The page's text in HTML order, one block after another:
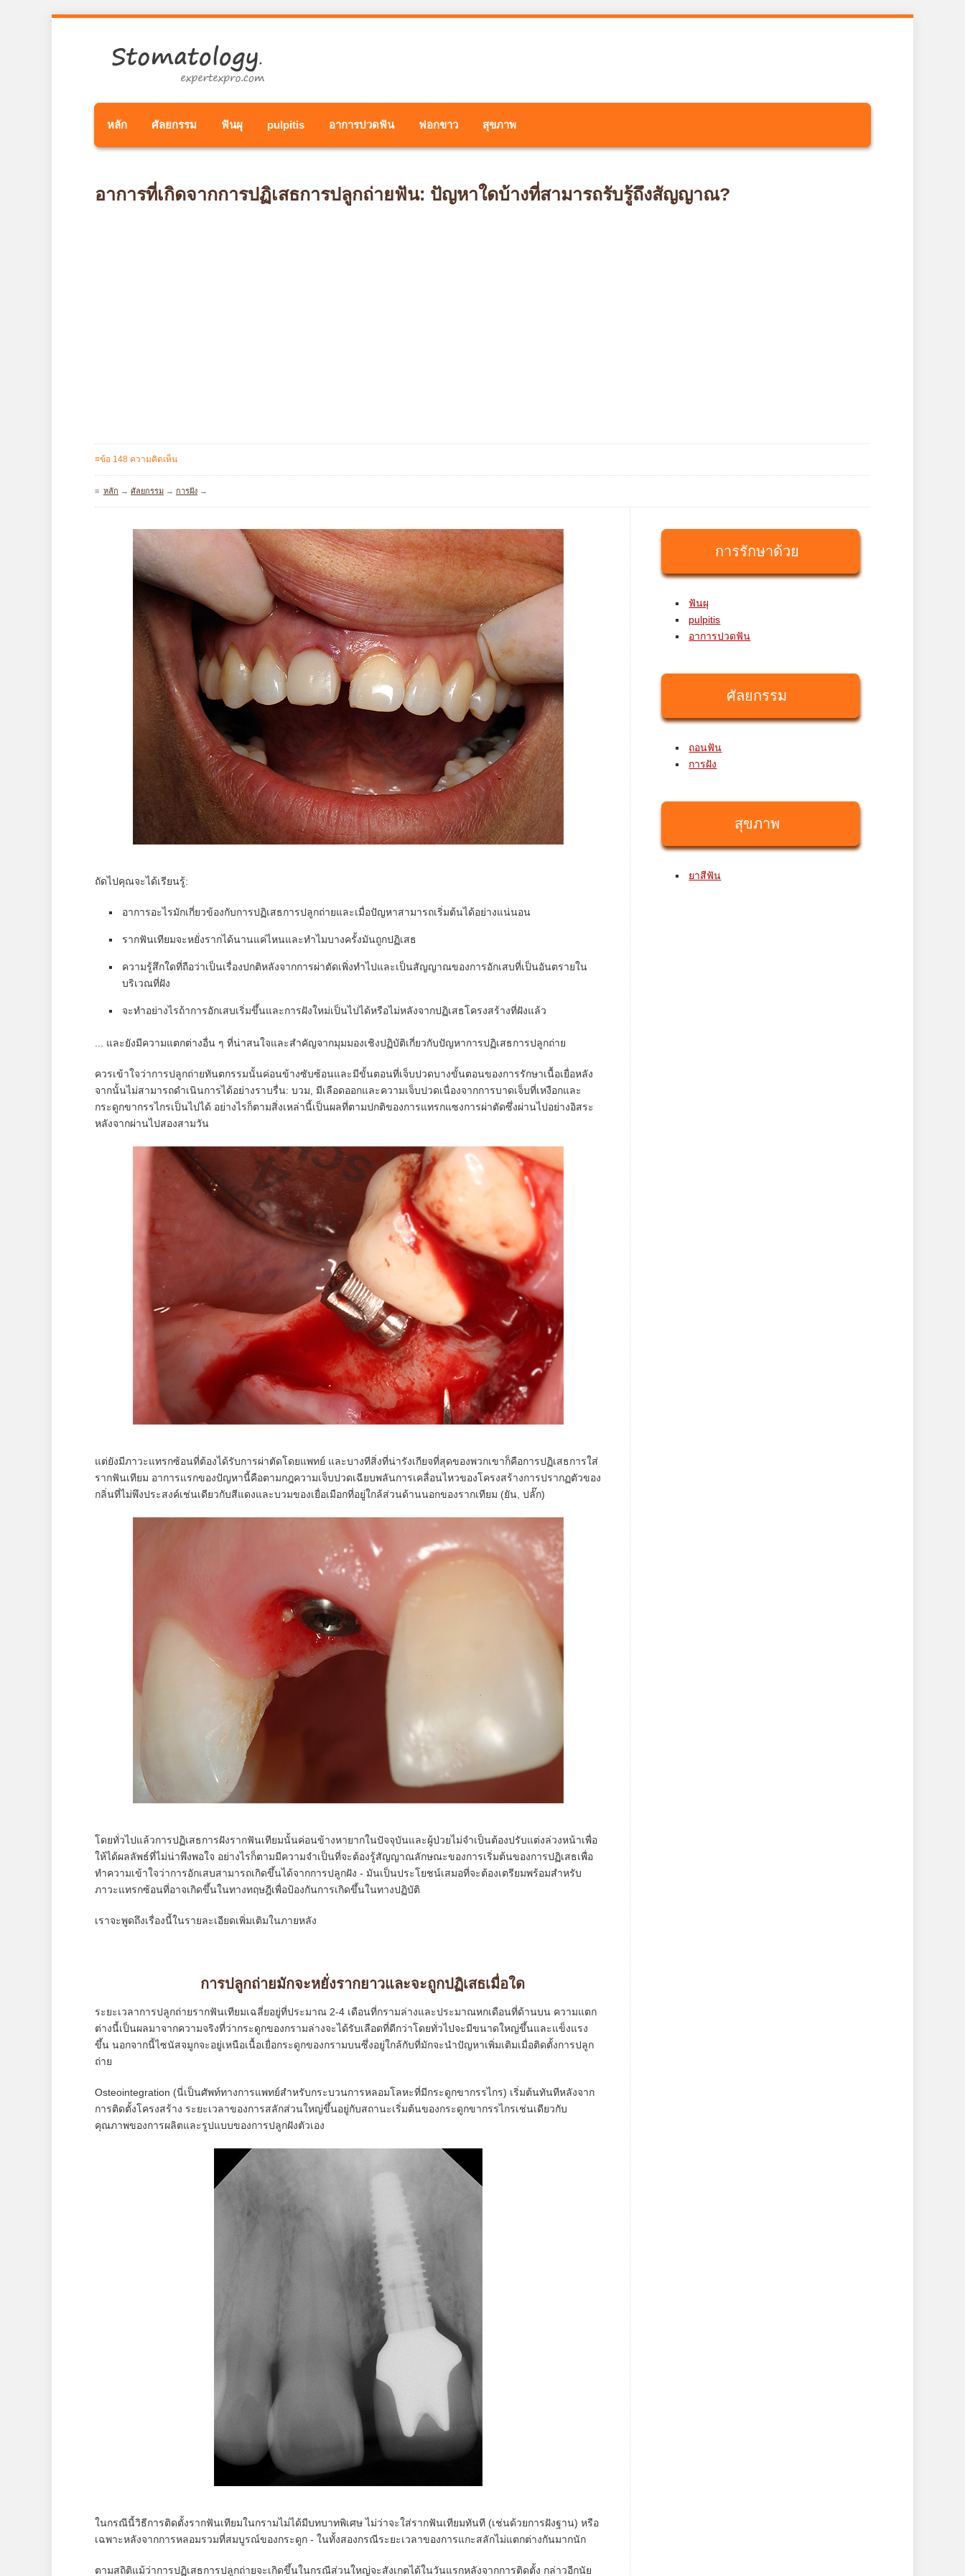
หลัก ศัลยกรรม ฟันผุ pulpitis อาการปวดฟัน ฟอกขาว สุขภาพ
อาการที่เกิดจากการปฏิเสธการปลูกถ่ายฟัน: ปัญหาใดบ้างที่สามารถรับรู้ถึงสัญญาณ?
≡ข้อ 148 ความคิดเห็น
≡ หลัก → ศัลยกรรม → การฝัง →
ถัดไปคุณจะได้เรียนรู้:
อาการอะไรมักเกี่ยวข้องกับการปฏิเสธการปลูกถ่ายและเมื่อปัญหาสามารถเริ่มต้นได้อย่างแน่นอน
รากฟันเทียมจะหยั่งรากได้นานแค่ไหนและทำไมบางครั้งมันถูกปฏิเสธ
ความรู้สึกใดที่ถือว่าเป็นเรื่องปกติหลังจากการผ่าตัดเพิ่งทำไปและเป็นสัญญาณของการอักเสบที่เป็นอันตรายใน
บริเวณที่ฝัง
จะทำอย่างไรถ้าการอักเสบเริ่มขึ้นและการฝังใหม่เป็นไปได้หรือไม่หลังจากปฏิเสธโครงสร้างที่ฝังแล้ว
... และยังมีความแตกต่างอื่น ๆ ที่น่าสนใจและสำคัญจากมุมมองเชิงปฏิบัติเกี่ยวกับปัญหาการปฏิเสธการปลูกถ่าย
ควรเข้าใจว่าการปลูกถ่ายทันตกรรมนั้นค่อนข้างซับซ้อนและมีขั้นตอนที่เจ็บปวดบางขั้นตอนของการรักษาเนื้อเยื่อหลัง
จากนั้นไม่สามารถดำเนินการได้อย่างราบรื่น: บวม, มีเลือดออกและความเจ็บปวดเนื่องจากการบาดเจ็บที่เหงือกและ
กระดูกขากรรไกรเป็นไปได้ อย่างไรก็ตามสิ่งเหล่านี้เป็นผลที่ตามปกติของการแทรกแซงการผ่าตัดซึ่งผ่านไปอย่างอิสระ
หลังจากผ่านไปสองสามวัน
แต่ยังมีภาวะแทรกซ้อนที่ต้องได้รับการผ่าตัดโดยแพทย์ และบางทีสิ่งที่น่ารังเกียจที่สุดของพวกเขาก็คือการปฏิเสธการใส่
รากฟันเทียม อาการแรกของปัญหานี้คือตามกฎความเจ็บปวดเฉียบพลันการเคลื่อนไหวของโครงสร้างการปรากฏตัวของ
กลิ่นที่ไม่พึงประสงค์เช่นเดียวกับสีแดงและบวมของเยื่อเมือกที่อยู่ใกล้ส่วนด้านนอกของรากเทียม (ยัน, ปลั๊ก)
โดยทั่วไปแล้วการปฏิเสธการฝังรากฟันเทียมนั้นค่อนข้างหายากในปัจจุบันและผู้ป่วยไม่จำเป็นต้องปรับแต่งล่วงหน้าเพื่อ
ให้ได้ผลลัพธ์ที่ไม่น่าพึงพอใจ อย่างไรก็ตามมีความจำเป็นที่จะต้องรู้สัญญาณลักษณะของการเริ่มต้นของการปฏิเสธเพื่อ
ทำความเข้าใจว่าการอักเสบสามารถเกิดขึ้นได้จากการปลูกฝัง - มันเป็นประโยชน์เสมอที่จะต้องเตรียมพร้อมสำหรับ
ภาวะแทรกซ้อนที่อาจเกิดขึ้นในทางทฤษฎีเพื่อป้องกันการเกิดขึ้นในทางปฏิบัติ
เราจะพูดถึงเรื่องนี้ในรายละเอียดเพิ่มเติมในภายหลัง
การปลูกถ่ายมักจะหยั่งรากยาวและจะถูกปฏิเสธเมื่อใด
ระยะเวลาการปลูกถ่ายรากฟันเทียมเฉลี่ยอยู่ที่ประมาณ 2-4 เดือนที่กรามล่างและประมาณหกเดือนที่ด้านบน ความแตก
ต่างนี้เป็นผลมาจากความจริงที่ว่ากระดูกของกรามล่างจะได้รับเลือดที่ดีกว่าโดยทั่วไปจะมีขนาดใหญ่ขึ้นและแข็งแรง
ขึ้น นอกจากนี้ไซนัสจมูกจะอยู่เหนือเนื้อเยื่อกระดูกของกรามบนซึ่งอยู่ใกล้กับที่มักจะนำปัญหาเพิ่มเติมเมื่อติดตั้งการปลูก
ถ่าย
Osteointegration (นี่เป็นศัพท์ทางการแพทย์สำหรับกระบวนการหลอมโลหะที่มีกระดูกขากรรไกร) เริ่มต้นทันทีหลังจาก
การติดตั้งโครงสร้าง ระยะเวลาของการสลักส่วนใหญ่ขึ้นอยู่กับสถานะเริ่มต้นของกระดูกขากรรไกรเช่นเดียวกับ
คุณภาพของการผลิตและรูปแบบของการปลูกฝังตัวเอง
ในกรณีนี้วิธีการติดตั้งรากฟันเทียมในกรามไม่ได้มีบทบาทพิเศษ ไม่ว่าจะใส่รากฟันเทียมทันที (เช่นด้วยการฝังฐาน) หรือ
เฉพาะหลังจากการหลอมรวมที่สมบูรณ์ของกระดูก - ในทั้งสองกรณีระยะเวลาของการแกะสลักไม่แตกต่างกันมากนัก
ตามสถิติแม้ว่าการปฏิเสธการปลูกถ่ายจะเกิดขึ้นในกรณีส่วนใหญ่จะสังเกตได้ในวันแรกหลังจากการติดตั้ง กล่าวอีกนัย
การรักษาด้วย
ฟันผุ
pulpitis
อาการปวดฟัน
ศัลยกรรม
ถอนฟัน
การฝัง
สุขภาพ
ยาสีฟัน